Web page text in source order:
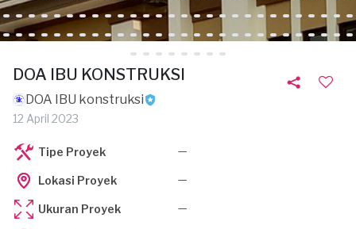
DOA IBU KONSTRUKSI
DOA IBU konstruksi
12 April 2023
Tipe Proyek —
Lokasi Proyek —
Ukuran Proyek —